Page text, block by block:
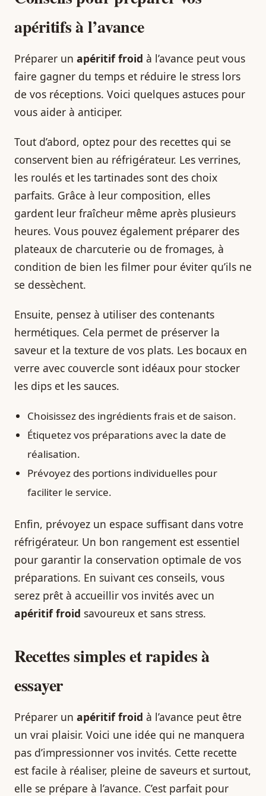
apéritifs à l’avance
Préparer un apéritif froid à l’avance peut vous
faire gagner du temps et réduire le stress lors
de vos réceptions. Voici quelques astuces pour
vous aider à anticiper.
Tout d’abord, optez pour des recettes qui se
conservent bien au réfrigérateur. Les verrines,
les roulés et les tartinades sont des choix
parfaits. Grâce à leur composition, elles
gardent leur fraîcheur même après plusieurs
heures. Vous pouvez également préparer des
plateaux de charcuterie ou de fromages, à
condition de bien les filmer pour éviter qu’ils ne
se dessèchent.
Ensuite, pensez à utiliser des contenants
hermétiques. Cela permet de préserver la
saveur et la texture de vos plats. Les bocaux en
verre avec couvercle sont idéaux pour stocker
les dips et les sauces.
Choisissez des ingrédients frais et de saison.
Étiquetez vos préparations avec la date de
réalisation.
Prévoyez des portions individuelles pour
faciliter le service.
Enfin, prévoyez un espace suffisant dans votre
réfrigérateur. Un bon rangement est essentiel
pour garantir la conservation optimale de vos
préparations. En suivant ces conseils, vous
serez prêt à accueillir vos invités avec un
apéritif froid savoureux et sans stress.
Recettes simples et rapides à
essayer
Préparer un apéritif froid à l’avance peut être
un vrai plaisir. Voici une idée qui ne manquera
pas d’impressionner vos invités. Cette recette
est facile à réaliser, pleine de saveurs et surtout,
elle se prépare à l’avance. C’est parfait pour